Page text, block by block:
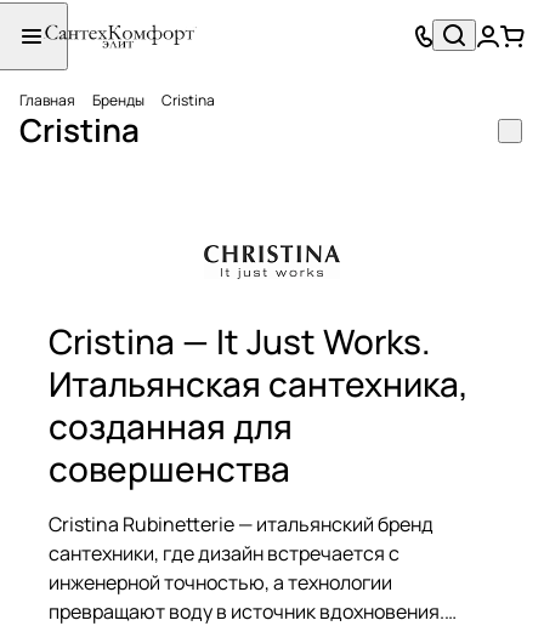
Главная Бренды Cristina
Cristina
Cristina — It Just Works.
Итальянская сантехника,
созданная для
совершенства
Cristina Rubinetterie — итальянский бренд
сантехники, где дизайн встречается с
инженерной точностью, а технологии
превращают воду в источник вдохновения.